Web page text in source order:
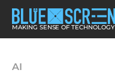
MAKING SENSE OF TECHNOLOGY
AI